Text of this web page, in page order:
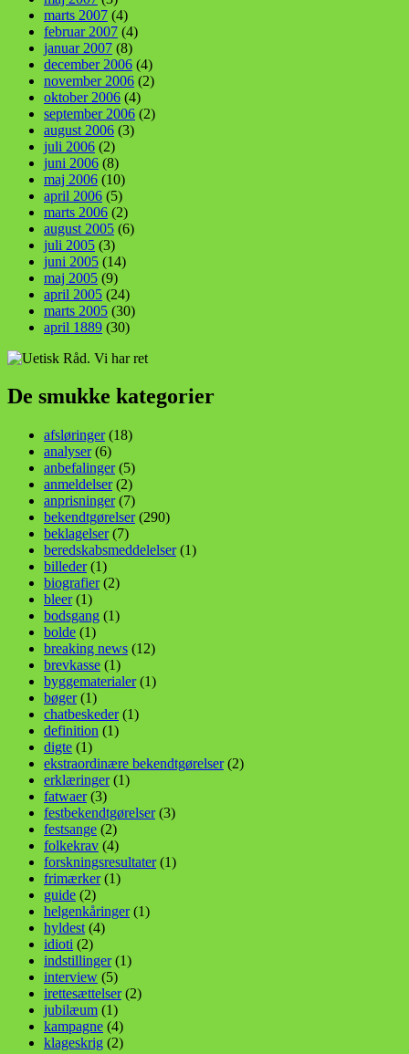
marts 2007 (4)
februar 2007 (4)
januar 2007 (8)
december 2006 (4)
november 2006 (2)
oktober 2006 (4)
september 2006 (2)
august 2006 (3)
juli 2006 (2)
juni 2006 (8)
maj 2006 (10)
april 2006 (5)
marts 2006 (2)
august 2005 (6)
juli 2005 (3)
juni 2005 (14)
maj 2005 (9)
april 2005 (24)
marts 2005 (30)
april 1889 (30)
De smukke kategorier
afsløringer(18)
analyser(6)
anbefalinger(5)
anmeldelser(2)
anprisninger(7)
bekendtgørelser(290)
beklagelser(7)
beredskabsmeddelelser(1)
billeder(1)
biografier(2)
bleer(1)
bodsgang (1)
bolde (1)
breaking news (12)
brevkasse (1)
byggematerialer(1)
bøger(1)
chatbeskeder(1)
definition (1)
digte (1)
ekstraordinære bekendtgørelser(2)
erklæringer(1)
fatwaer(3)
festbekendtgørelser(3)
festsange (2)
folkekrav (4)
forskningsresultater(1)
frimærker(1)
guide (2)
helgenkåringer(1)
hyldest (4)
idioti (2)
indstillinger(1)
interview (5)
irettesættelser(2)
jubilæum (1)
kampagne (4)
klageskrig (2)